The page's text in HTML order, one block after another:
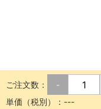
ご注文数： -
単価（税別）： ---